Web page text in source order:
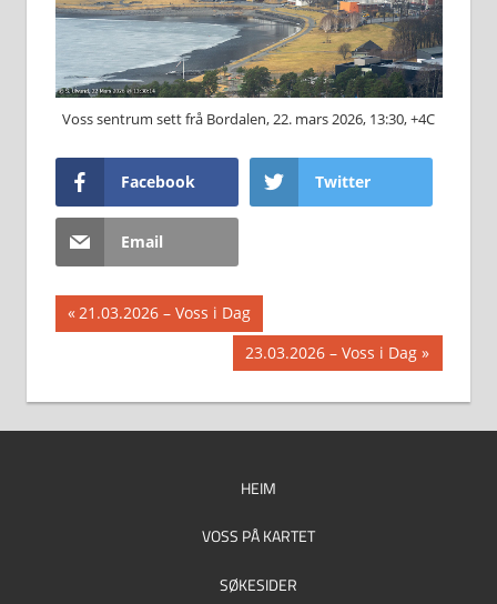
Voss sentrum sett frå Bordalen, 22. mars 2026, 13:30, +4C
Facebook Twitter
Email
Innleggsnavigasjon
Previous
Post:
21.03.2026 – Voss i Dag
Next
Post:
23.03.2026 – Voss i Dag
HEIM
VOSS PÅ KARTET
SØKESIDER